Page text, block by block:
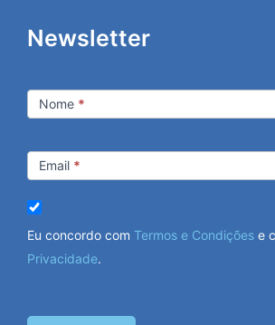
Newsletter
Nome *
Email *
Eu concordo com Termos e Condições e
Privacidade.